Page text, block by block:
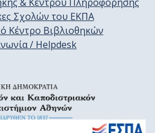
Σχολών του ΕΚΠΑ
Κέντρο Βιβλιοθηκών
/ Helpdesk